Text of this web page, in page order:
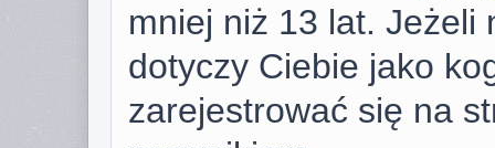
mniej niż 13 lat. Jeżeli
dotyczy Ciebie jako
zarejestrować się na